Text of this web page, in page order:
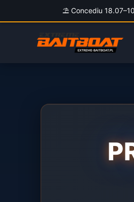
⛱️ Concediu